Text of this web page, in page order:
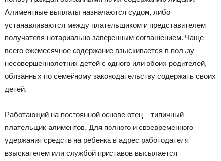
Алиментные выплаты назначаются судом, либо
устанавливаются между плательщиком и представителем
получателя нотариально заверенным соглашением. Чаще
всего ежемесячное содержание взыскивается в пользу
несовершеннолетних детей с одного или обоих родителей,
обязанных по семейному законодательству содержать своих
детей.
Работающий на постоянной основе отец – типичный
плательщик алиментов. Для полного и своевременного
удержания средств на ребенка в адрес работодателя
взыскателем или службой приставов высылается